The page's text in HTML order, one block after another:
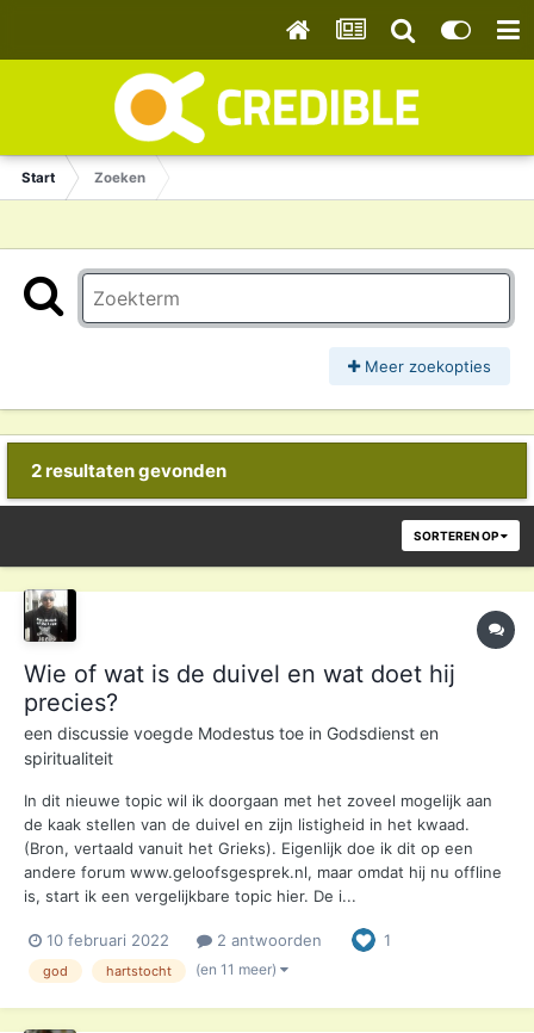
Start Zoeken
Meer zoekopties
2 resultaten gevonden
SORTEREN OP
Wie of wat is de duivel en wat doet hij
precies?
een discussie voegde Modestus toe in Godsdienst en
spiritualiteit
In dit nieuwe topic wil ik doorgaan met het zoveel mogelijk aan
de kaak stellen van de duivel en zijn listigheid in het kwaad.
(Bron, vertaald vanuit het Grieks). Eigenlijk doe ik dit op een
andere forum www.geloofsgesprek.nl, maar omdat hij nu offline
is, start ik een vergelijkbare topic hier. De i...
10 februari 2022 2 antwoorden 1
god hartstocht (en 11 meer)